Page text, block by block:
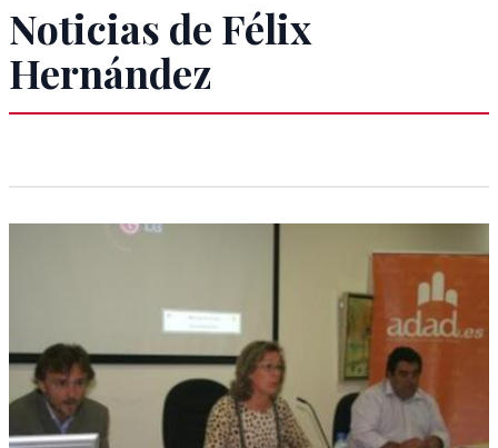
Noticias de Félix
Hernández